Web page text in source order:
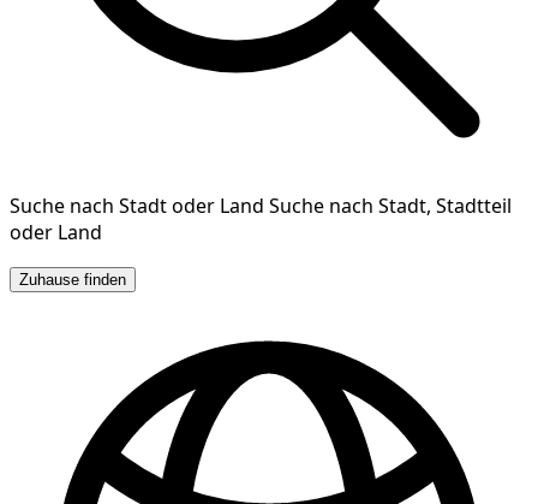
Suche nach Stadt oder Land Suche nach Stadt, Stadtteil
oder Land
Zuhause finden